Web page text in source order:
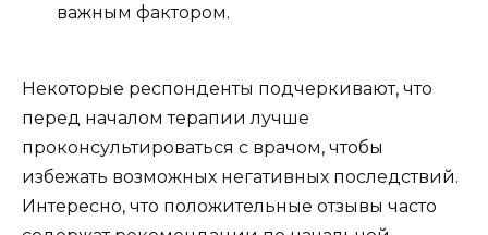
важным фактором.
Некоторые респонденты подчеркивают, что
перед началом терапии лучше
проконсультироваться с врачом, чтобы
избежать возможных негативных последствий.
Интересно, что положительные отзывы часто